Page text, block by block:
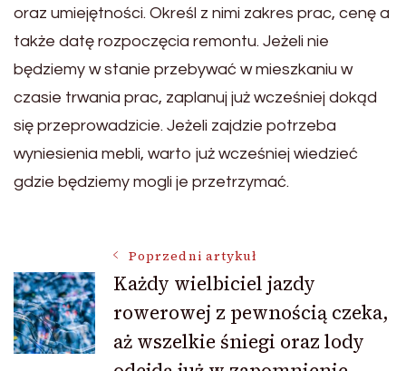
oraz umiejętności. Określ z nimi zakres prac, cenę a
także datę rozpoczęcia remontu. Jeżeli nie
będziemy w stanie przebywać w mieszkaniu w
czasie trwania prac, zaplanuj już wcześniej dokąd
się przeprowadzicie. Jeżeli zajdzie potrzeba
wyniesienia mebli, warto już wcześniej wiedzieć
gdzie będziemy mogli je przetrzymać.
Nawigacja
wpisu
Poprzedni artykuł
Każdy wielbiciel jazdy
rowerowej z pewnością czeka,
aż wszelkie śniegi oraz lody